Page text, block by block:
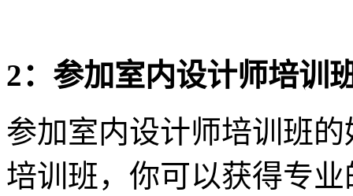
2：参加室内设计师培训
参加室内设计师培训班
培训班，你可以获得专